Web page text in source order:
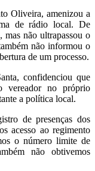
Oliveira, amenizou a
de rádio local. De
não ultrapassou o
não informou o
de um processo.
confidenciou que
vereador no próprio
a política local.
de presenças dos
acesso ao regimento
o número limite de
não obtivemos